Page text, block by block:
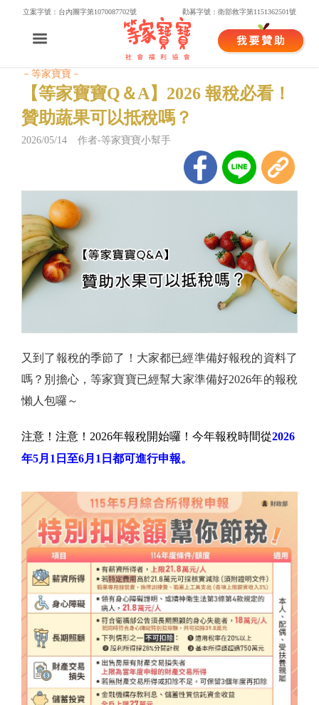
立案字號：台內團字第1070087702號 勸募字號：衛部救字第1151362501號
－等家寶寶－
【等家寶寶Q＆A】2026 報稅必看！
贊助蔬果可以抵稅嗎？
2026/05/14 作者-等家寶寶小幫手
又到了報稅的季節了！大家都已經準備好報稅的資料了
嗎？別擔心，等家寶寶已經幫大家準備好2026年的報稅
懶人包囉～
注意！注意！2026年報稅開始囉！今年報稅時間從2026
年5月1日至6月1日都可進行申報。